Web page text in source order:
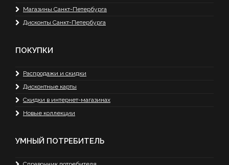
Магазины Санкт-Петербурга
Дисконты Санкт-Петербурга
ПОКУПКИ
Распродажи и скидки
Дисконтные карты
Скидки в интернет-магазинах
Новые коллекции
УМНЫЙ ПОТРЕБИТЕЛЬ